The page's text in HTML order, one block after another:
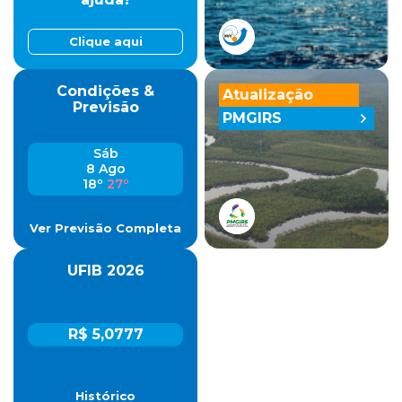
Clique aqui
Condições &
Previsão
Sáb
8 Ago
18º 27º
Ver Previsão Completa
UFIB 2026
R$ 5,0777
Histórico
Atualização
PMGIRS